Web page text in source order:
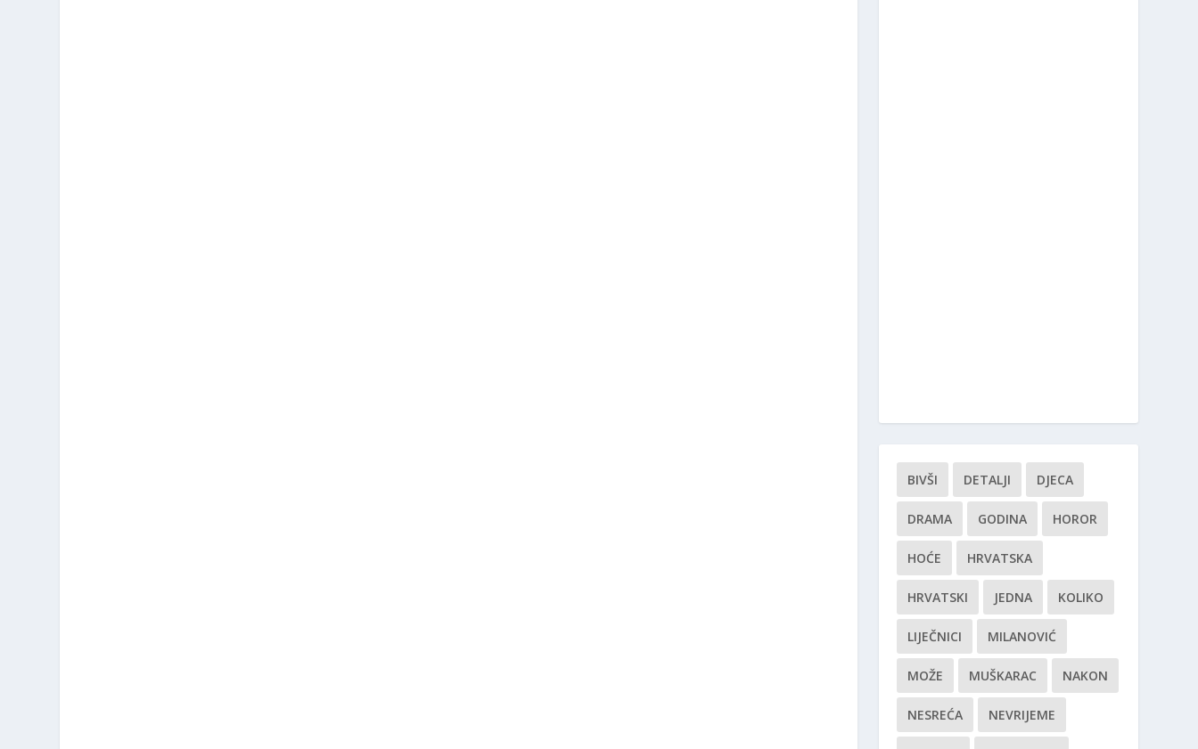
BIVŠI DETALJI DJECA
DRAMA GODINA HOROR
HOĆE HRVATSKA
HRVATSKI JEDNA KOLIKO
LIJEČNICI MILANOVIĆ
MOŽE MUŠKARAC NAKON
NESREĆA NEVRIJEME